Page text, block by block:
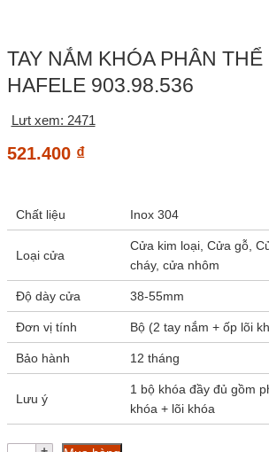
TAY NẮM KHÓA PHÂN
HAFELE 903.98.536
Lưt xem: 2471
521.400 ₫
Chất liệu Inox 304
Loại cửa
Cửa kim loại, Cửa gỗ,
cháy, cửa nhôm
Độ dày cửa 38-55mm
Đơn vị tính Bộ (2 tay nắm + ốp lõi
Bảo hành 12 tháng
Lưu ý
1 bộ khóa đầy đủ gồm
khóa + lõi khóa